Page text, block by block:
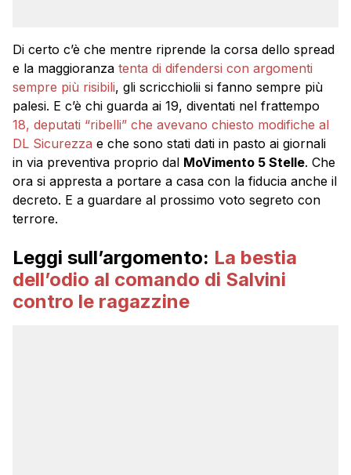
Di certo c’è che mentre riprende la corsa dello spread
e la maggioranza tenta di difendersi con argomenti
sempre più risibili, gli scricchiolii si fanno sempre più
palesi. E c’è chi guarda ai 19, diventati nel frattempo
18, deputati “ribelli” che avevano chiesto modifiche al
DL Sicurezza e che sono stati dati in pasto ai giornali
in via preventiva proprio dal MoVimento 5 Stelle. Che
ora si appresta a portare a casa con la fiducia anche il
decreto. E a guardare al prossimo voto segreto con
terrore.
Leggi sull’argomento: La bestia
dell’odio al comando di Salvini
contro le ragazzine